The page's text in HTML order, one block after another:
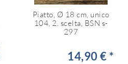
Piatto, Ø 18 cm, unico
104, 2. scelta, BSN s-
297
14,90 € *